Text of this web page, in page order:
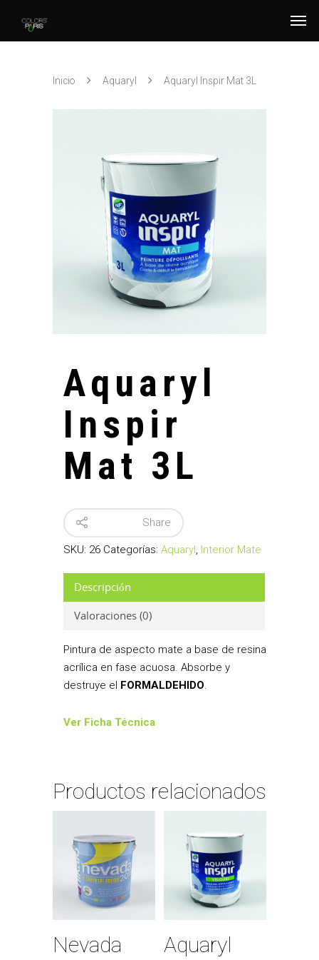
Inicio Aquaryl Aquaryl Inspir Mat 3L
Aquaryl
Inspir
Mat 3L
Share
SKU: 26 Categorías: Aquaryl, Interior Mate
Descripción
Valoraciones (0)
Pintura de aspecto mate a base de resina
acrílica en fase acuosa. Absorbe y
destruye el FORMALDEHIDO.
Ver Ficha Técnica
Productos relacionados
Nevada
Aquaryl